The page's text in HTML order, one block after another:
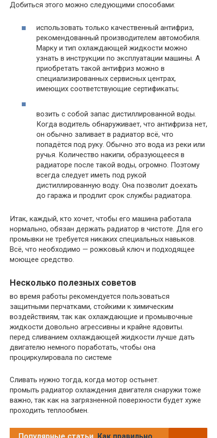
Добиться этого можно следующими способами:
использовать только качественный антифриз,
рекомендованный производителем автомобиля.
Марку и тип охлаждающей жидкости можно
узнать в инструкции по эксплуатации машины. А
приобретать такой антифриз можно в
специализированных сервисных центрах,
имеющих соответствующие сертификаты;
возить с собой запас дистиллированной воды.
Когда водитель обнаруживает, что антифриза нет,
он обычно заливает в радиатор всё, что
попадётся под руку. Обычно это вода из реки или
ручья. Количество накипи, образующееся в
радиаторе после такой воды, огромно. Поэтому
всегда следует иметь под рукой
дистиллированную воду. Она позволит доехать
до гаража и продлит срок службы радиатора.
Итак, каждый, кто хочет, чтобы его машина работала
нормально, обязан держать радиатор в чистоте. Для его
промывки не требуется никаких специальных навыков.
Всё, что необходимо — рожковый ключ и подходящее
моющее средство.
Несколько полезных советов
во время работы рекомендуется пользоваться
защитными перчатками, стойкими к химическим
воздействиям, так как охлаждающие и промывочные
жидкости довольно агрессивны и крайне ядовиты.
перед сливанием охлаждающей жидкости лучше дать
двигателю немного поработать, чтобы она
проциркулировала по системе
Сливать нужно тогда, когда мотор остынет.
промыть радиатор охлаждения двигателя снаружи тоже
важно, так как на загрязненной поверхности будет хуже
проходить теплообмен.